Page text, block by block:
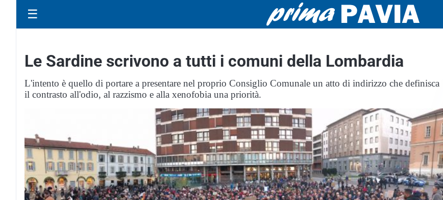
☰
Le Sardine scrivono a tutti i comuni della Lombardia
L'intento è quello di portare a presentare nel proprio Consiglio Comunale un atto di indirizzo che definisca
il contrasto all'odio, al razzismo e alla xenofobia una priorità.